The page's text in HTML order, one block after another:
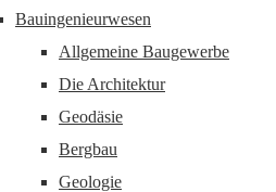
Bauingenieurwesen
Allgemeine Baugewerbe
Die Architektur
Geodäsie
Bergbau
Geologie